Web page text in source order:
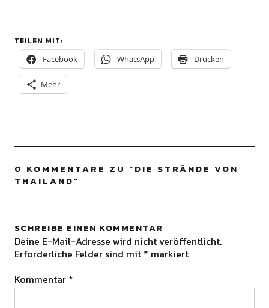
TEILEN MIT:
Facebook
WhatsApp Drucken
Mehr
0 KOMMENTARE ZU “DIE STRÄNDE VON
THAILAND”
SCHREIBE EINEN KOMMENTAR
Deine E-Mail-Adresse wird nicht veröffentlicht.
Erforderliche Felder sind mit * markiert
Kommentar *